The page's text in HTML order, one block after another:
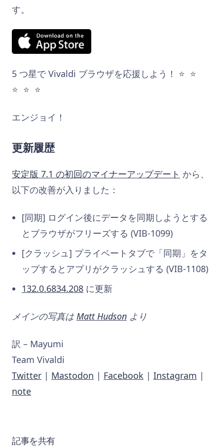
す。
5 つ星で Vivaldi ブラウザを応援しよう！ ⭐️ ⭐️
⭐️ ⭐️ ⭐️
エンジョイ！
更新履歴
安定版 7.1 の初回のマイナーアップデート から、
以下の改善が入りました：
[同期] ログイン後にデータを同期しようとする
とブラウザがフリーズする (VIB-1099)
[クラッシュ] プライベートタブで「同期」をタ
ップするとアプリがクラッシュする (VIB-1108)
132.0.6834.208 に更新
メインの写真はMatt Hudson より
訳 – Mayumi
Team Vivaldi
Twitter | Mastodon | Facebook | Instagram |
note
記事を共有